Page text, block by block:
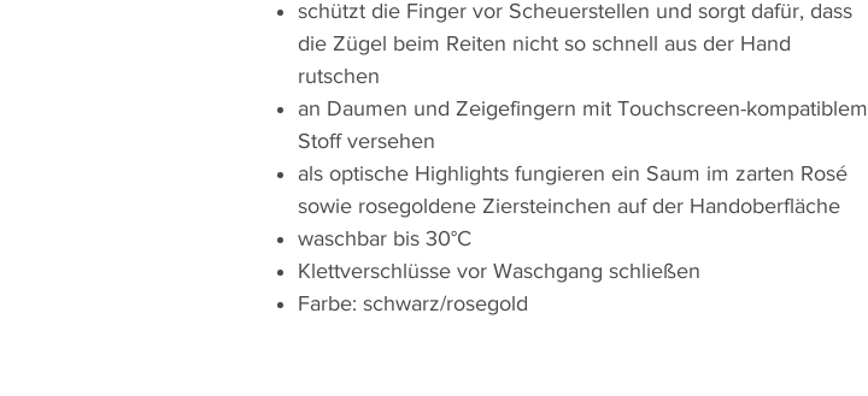
schützt die Finger vor Scheuerstellen und sorgt dafür, dass
die Zügel beim Reiten nicht so schnell aus der Hand
rutschen
an Daumen und Zeigefingern mit Touchscreen-kompatiblem
Stoff versehen
als optische Highlights fungieren ein Saum im zarten Rosé
sowie rosegoldene Ziersteinchen auf der Handoberfläche
waschbar bis 30°C
Klettverschlüsse vor Waschgang schließen
Farbe: schwarz/rosegold